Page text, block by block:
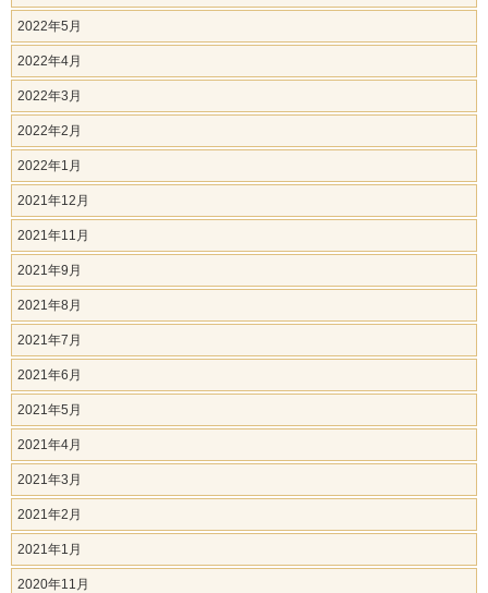
2022年5月
2022年4月
2022年3月
2022年2月
2022年1月
2021年12月
2021年11月
2021年9月
2021年8月
2021年7月
2021年6月
2021年5月
2021年4月
2021年3月
2021年2月
2021年1月
2020年11月